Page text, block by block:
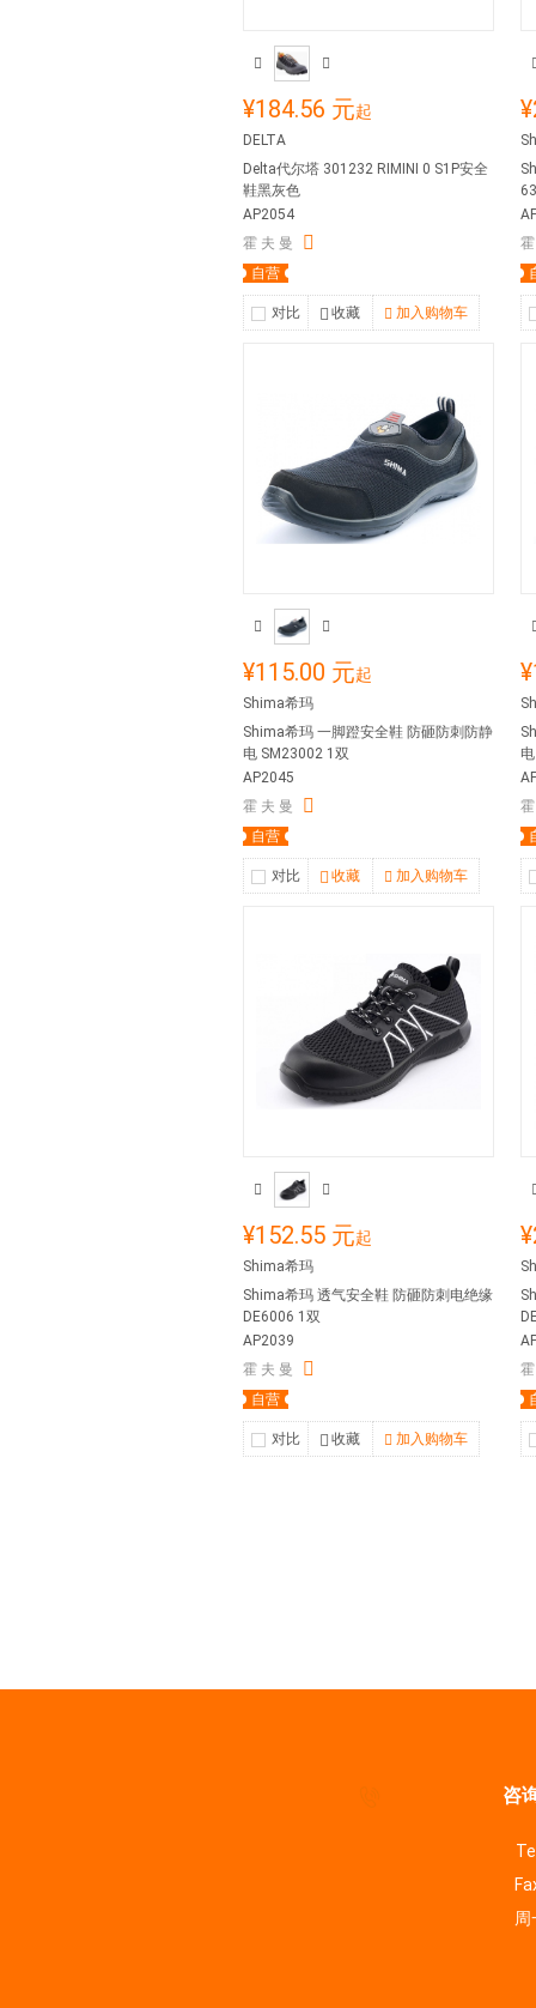
¥184.56 元起
DELTA
Delta代尔塔 301232 RIMINI 0 S1P安全
鞋黑灰色
AP2054
霍 夫 曼
自营
对比 收藏 加入购物车
¥115.00 元起
Shima希玛
Shima希玛 一脚蹬安全鞋 防砸防刺防静
电 SM23002 1双
AP2045
霍 夫 曼
自营
对比 收藏 加入购物车
¥152.55 元起
Shima希玛
Shima希玛 透气安全鞋 防砸防刺电绝缘
DE6006 1双
AP2039
霍 夫 曼
自营
对比 收藏 加入购物车
咨